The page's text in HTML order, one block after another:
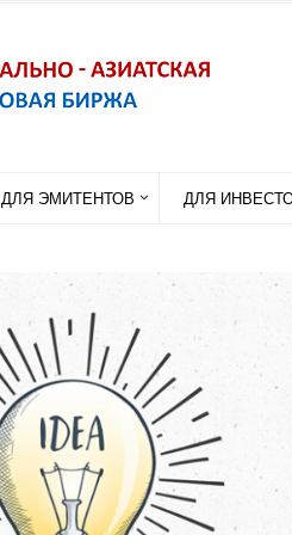
ДЛЯ ЭМИТЕНТОВ ДЛЯ